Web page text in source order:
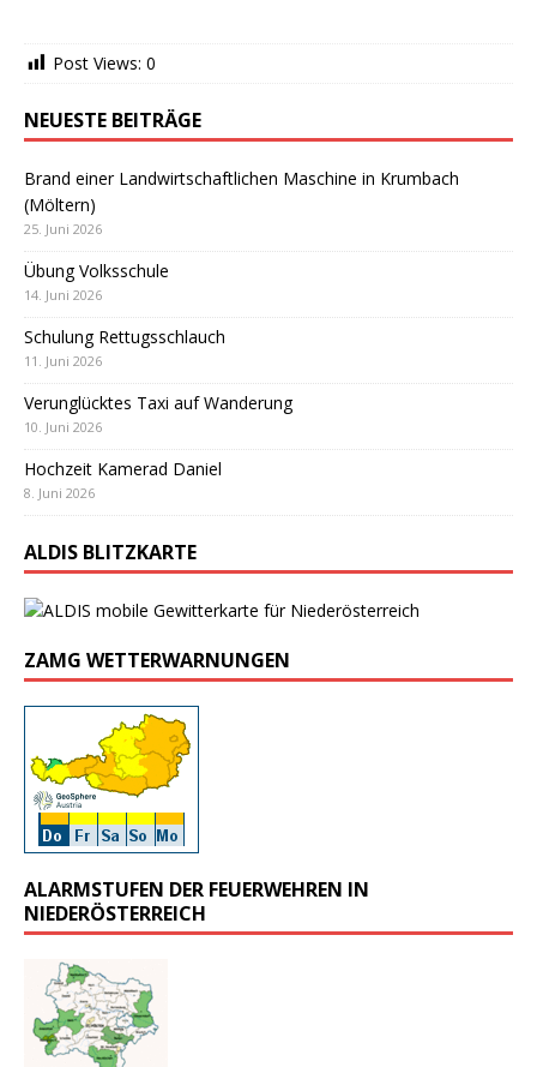
Post Views: 0
NEUESTE BEITRÄGE
Brand einer Landwirtschaftlichen Maschine in Krumbach
(Möltern)
25. Juni 2026
Übung Volksschule
14. Juni 2026
Schulung Rettugsschlauch
11. Juni 2026
Verunglücktes Taxi auf Wanderung
10. Juni 2026
Hochzeit Kamerad Daniel
8. Juni 2026
ALDIS BLITZKARTE
ZAMG WETTERWARNUNGEN
ALARMSTUFEN DER FEUERWEHREN IN
NIEDERÖSTERREICH